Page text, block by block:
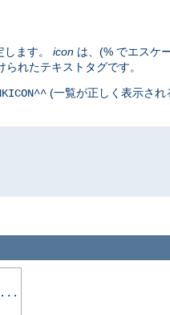
ます。 icon は、(% でエスケ
れたテキストタグです。
(一覧が正しく表示さ